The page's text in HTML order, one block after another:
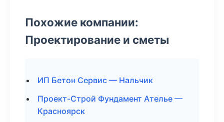
Похожие компании:
Проектирование и сметы
ИП Бетон Сервис — Нальчик
Проект-Строй Фундамент Ателье —
Красноярск